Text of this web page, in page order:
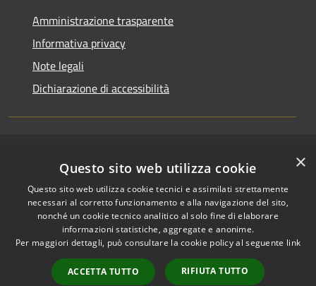
Amministrazione trasparente
Informativa privacy
Note legali
Dichiarazione di accessibilità
Accessibilità
Privacy
Cookie
Mappa del sito
Area riservata
amministratori comunali
Portale Dipendente
Copyright © 2026 • Comune di
Riccione • Powered by
Municipium•Accesso
redazione
×
Questo sito web utilizza cookie
Questo sito web utilizza cookie tecnici e assimilati strettamente
necessari al corretto funzionamento e alla navigazione del sito,
nonché un cookie tecnico analitico al solo fine di elaborare
informazioni statistiche, aggregate e anonime.
Per maggiori dettagli, può consultare la cookie policy al seguente link
ACCETTA TUTTO RIFIUTA TUTTO